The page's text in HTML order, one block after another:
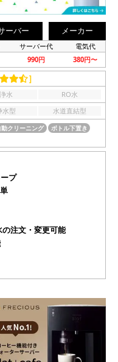
ーバー メーカー
サーバー代 電気代
990円 380円〜
］
浄水
RO水
水型
水道直結型
動クリーニング
ボトル下置き
プ
注文・変更可能